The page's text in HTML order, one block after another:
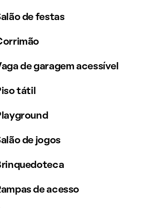
de festas
de garagem acessível
tátil
de jogos
de acesso